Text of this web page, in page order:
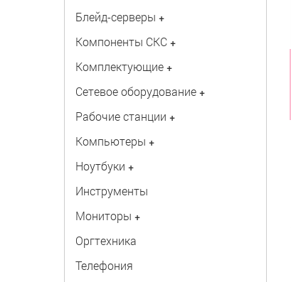
Блейд-серверы +
Компоненты СКС +
Комплектующие +
Сетевое оборудование +
Рабочие станции +
Компьютеры +
Ноутбуки +
Инструменты
Мониторы +
Оргтехника
Телефония